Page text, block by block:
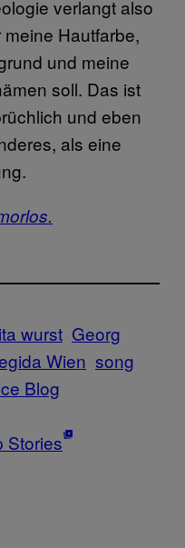
verlangt also
Hautfarbe,
und meine
soll. Das ist
und eben
als eine
wurst Georg
Wien song
Blog
Stories